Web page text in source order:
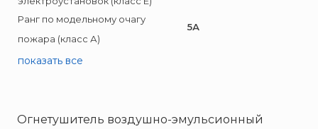
РИФ
Риэлта
РУБЕЖ
Сибирский Арсенал
Ранг по модельному очагу
пожара (класс А)
5А
показать все
Огнетушитель воздушно-эмульсионный